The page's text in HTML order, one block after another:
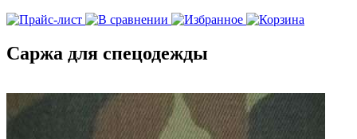
Саржа для спецодежды